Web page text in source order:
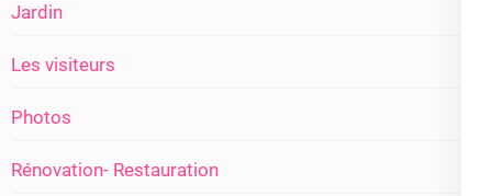
Jardin
Les visiteurs
Photos
Rénovation- Restauration